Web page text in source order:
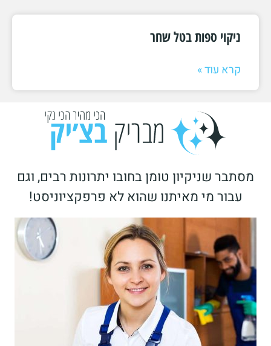
ניקוי ספות בטל שחר
קרא עוד »
מסתבר שניקיון טומן בחובו יתרונות רבים, וגם
עבור מי מאיתנו שהוא לא פרפקציוניסט!